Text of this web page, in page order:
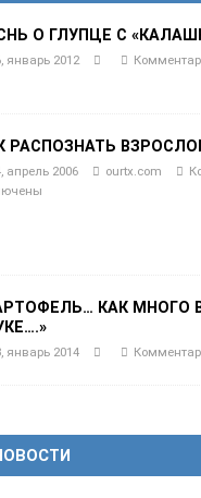
О ГЛУПЦЕ С
январь 2012
РАСПОЗНАТЬ
апрель 2006 ourtx.com
КАК МНОГО
январь 2014